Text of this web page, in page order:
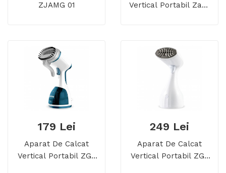
ZJAMG 01
Vertical Portabil Zass
179 Lei
Aparat De Calcat
Vertical Portabil ZGS
249 Lei
Aparat De Calcat
Vertical Portabil ZGS